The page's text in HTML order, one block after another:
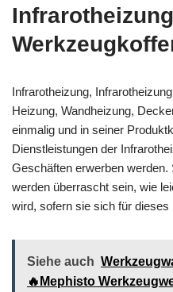
Infrarotheizung,
Heizung, Wandheizung,
einmalig und in seiner
Dienstleistungen der
Geschäften erwerben
werden überrascht sein, wie
wird, sofern sie sich für
Siehe auch
🔥Mephisto